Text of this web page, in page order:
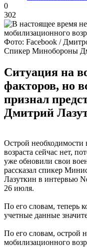
0
302
Фото: Facebook /
Спикер Минобороны
Ситуация на
факторов, но
признал
Дмитрий
Острой
возраста сейчас нет,
уже обновили свои
рассказал спикер
Лазуткин в интервью
26 июля.
По его словам, теперь
учетные данные
По его словам, острой
мобилизационного